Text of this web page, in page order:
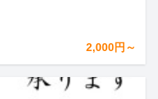
2,000円～